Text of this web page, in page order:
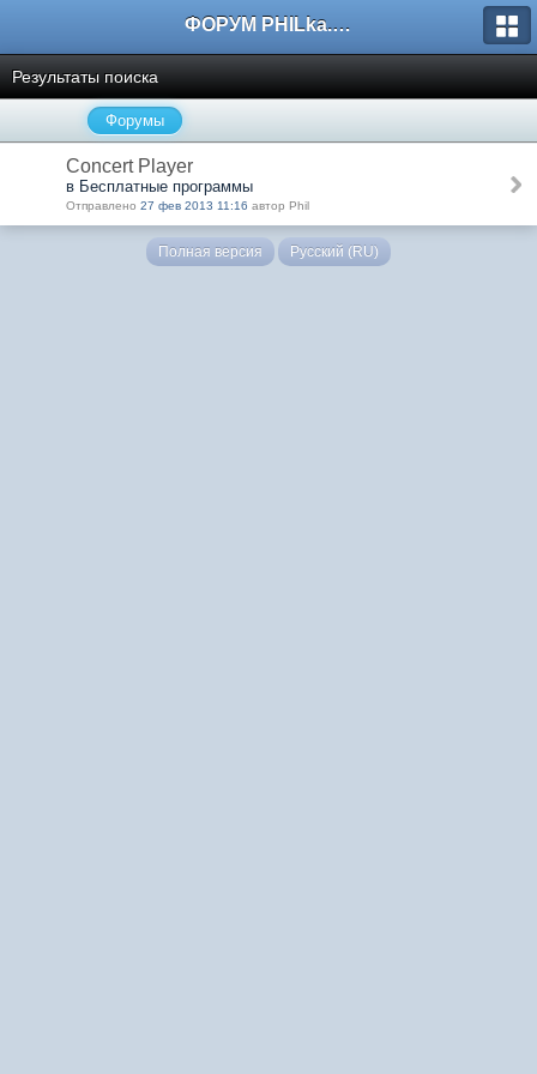
ФОРУМ PHILka.RU
Результаты поиска
Форумы
Concert Player
в Бесплатные программы
Отправлено 27 фев 2013 11:16 автор Phil
Полная версия Русский (RU)